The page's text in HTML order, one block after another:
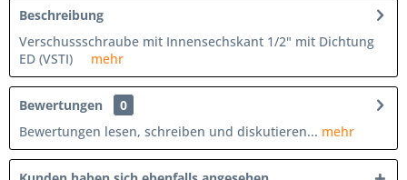
Beschreibung
Verschussschraube mit Innensechskant 1/2" mit Dichtung
ED (VSTI) mehr
Bewertungen
0
Bewertungen lesen, schreiben und diskutieren... mehr